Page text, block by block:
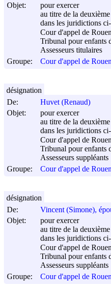
Objet:
pour exercer
au titre de la
dans les juridictions
Cour d'appel de Rouen
Tribunal pour enfants
Assesseurs titulaires
Groupe:
Cour d'appel de Rouen
De:
Huvet (Renaud)
Objet:
pour exercer
au titre de la
dans les juridictions
Cour d'appel de Rouen
Tribunal pour enfants
Assesseurs suppléants
Groupe:
Cour d'appel de Rouen
désignation
De:
Vincent (Simone),
Objet:
pour exercer
au titre de la
dans les juridictions
Cour d'appel de Rouen
Tribunal pour enfants
Assesseurs suppléants
Groupe:
Cour d'appel de Rouen
désignation